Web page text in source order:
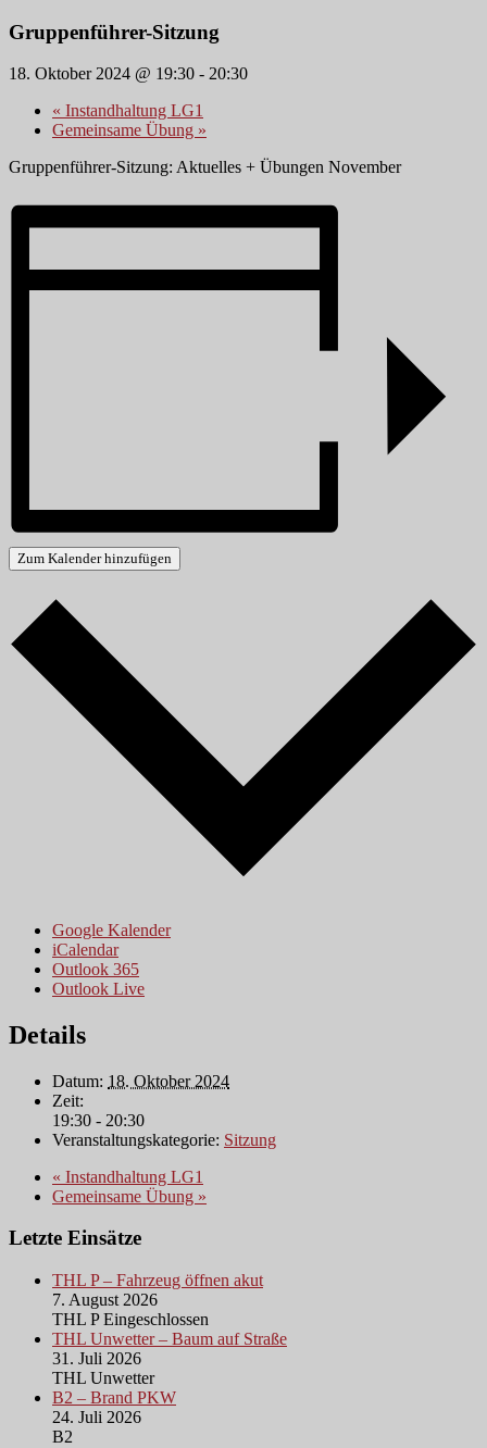
Gruppenführer-Sitzung
18. Oktober 2024 @ 19:30 - 20:30
« Instandhaltung LG1
Gemeinsame Übung »
Gruppenführer-Sitzung: Aktuelles + Übungen November
Zum Kalender hinzufügen
Google Kalender
iCalendar
Outlook 365
Outlook Live
Details
Datum: 18. Oktober 2024
Zeit:
19:30 - 20:30
Veranstaltungskategorie: Sitzung
« Instandhaltung LG1
Gemeinsame Übung »
Letzte Einsätze
THL P – Fahrzeug öffnen akut
7. August 2026
THL P Eingeschlossen
THL Unwetter – Baum auf Straße
31. Juli 2026
THL Unwetter
B2 – Brand PKW
24. Juli 2026
B2